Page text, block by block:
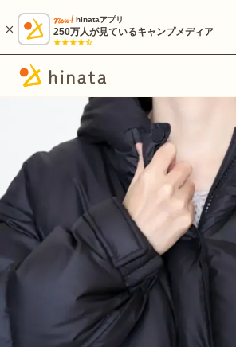
hinataアプリ
250万人が見ているキャンプメディア